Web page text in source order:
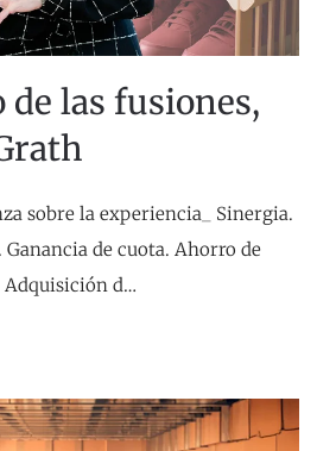
de las fusiones,
sobre la experiencia_ Sinergia.
de cuota. Ahorro de
Adquisición d…